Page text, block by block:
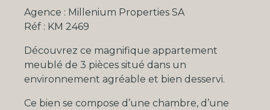
Agence : Millenium Properties SA
Réf : KM 2469
Découvrez ce magnifique appartement
meublé de 3 pièces situé dans un
environnement agréable et bien desservi.
Ce bien se compose d’une chambre, d’une